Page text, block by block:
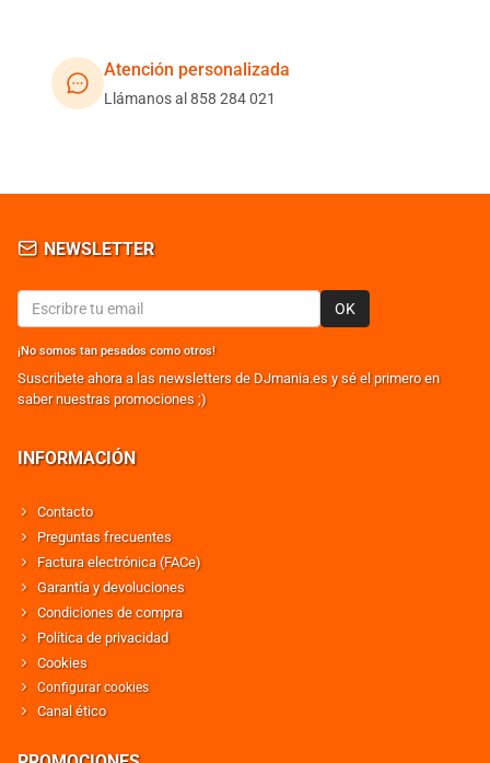
Atención personalizada
Llámanos al 858 284 021
NEWSLETTER
OK
¡No somos tan pesados como otros!
Suscribete ahora a las newsletters de DJmania.es y sé el primero en
saber nuestras promociones ;)
INFORMACIÓN
Contacto
Preguntas frecuentes
Factura electrónica (FACe)
Garantía y devoluciones
Condiciones de compra
Política de privacidad
Cookies
Configurar cookies
Canal ético